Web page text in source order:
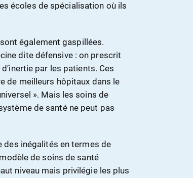
écoles de spécialisation où ils
également gaspillées.
dite défensive : on prescrit
par les patients. Ces
de meilleurs hôpitaux dans le
». Mais les soins de
de santé ne peut pas
des inégalités en termes de
de soins de santé
niveau mais privilégie les plus